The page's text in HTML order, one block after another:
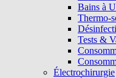
Bains à
Thermo-
Tests &
Électrochirurgie